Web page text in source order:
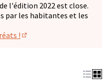
l'édition 2022 est close.
par les habitantes et les
!